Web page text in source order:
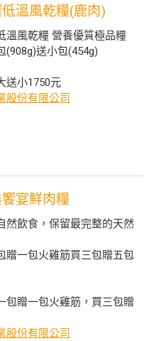
低溫風乾糧(鹿肉)
溫風乾糧 營養優質極品糧
(908g)送小包(454g)
送小1750元
股份有限公司
饗宴鮮肉糧
然飲食，保留最完整的天然
贈一包火雞筋買三包贈五包
包贈一包火雞筋，買三包贈
股份有限公司